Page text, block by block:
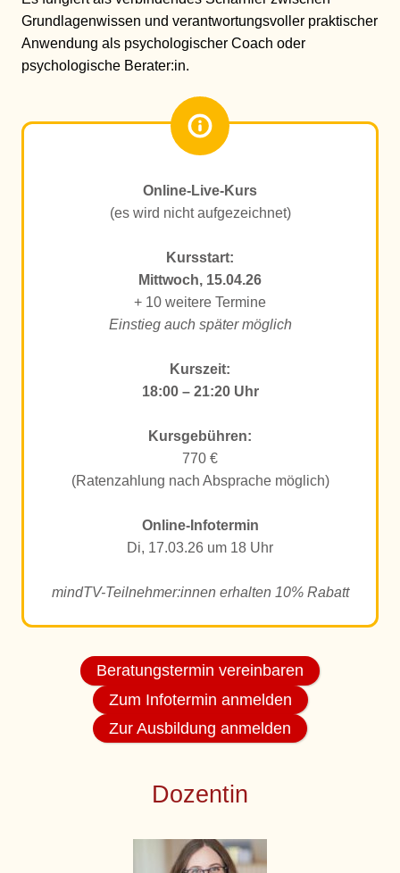
Grundlagenwissen und verantwortungsvoller praktischer
Anwendung als psychologischer Coach oder
psychologische Berater:in.
Online-Live-Kurs
(es wird nicht aufgezeichnet)
Kursstart:
Mittwoch, 15.04.26
+ 10 weitere Termine
Einstieg auch später möglich
Kurszeit:
18:00 – 21:20 Uhr
Kursgebühren:
770 €
(Ratenzahlung nach Absprache möglich)
Online-Infotermin
Di, 17.03.26 um 18 Uhr
mindTV-Teilnehmer:innen erhalten 10% Rabatt
Beratungstermin vereinbaren
Zum Infotermin anmelden
Zur Ausbildung anmelden
Dozentin